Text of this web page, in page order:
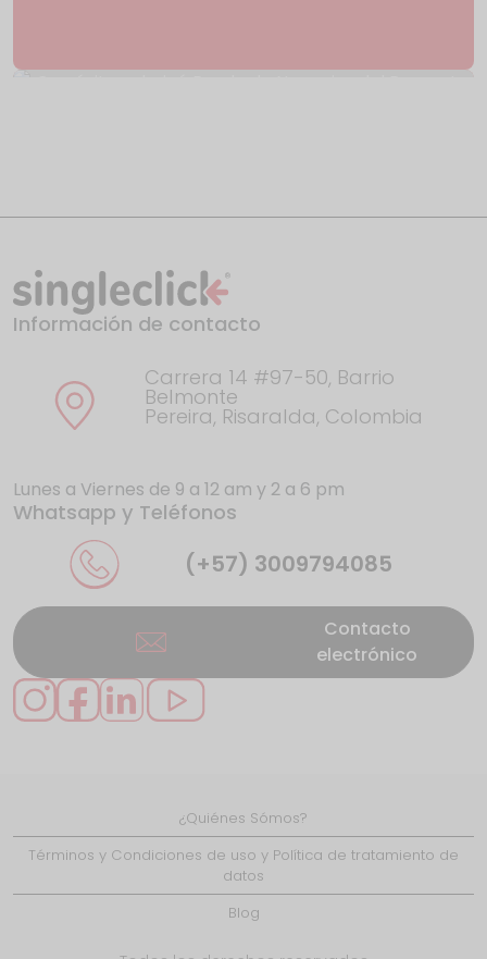
El año en Google: esto fue lo que
La UE da donde más duele a los gigantes
Se presentan nuevos casos de éxito en
Caquetá gracias
LiFi: ¿el reemplazo del WiFi?
Información de contacto
Carrera 14 #97-50, Barrio
Belmonte
Pereira, Risaralda, Colombia
Lunes a Viernes de 9 a 12 am y 2 a 6 pm
Whatsapp y Teléfonos
(+57) 3009794085
Contacto
electrónico
¿Quiénes Sómos?
Términos y Condiciones de uso y Política de tratamiento de
datos
Blog